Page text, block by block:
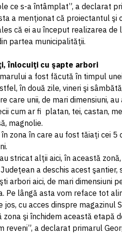
ce s-a întâmplat”, a declarat
a menţionat că proiectantul şi
că ei au început realizarea
partea municipalităţii.
înlocuiţi cu şapte arbori
a fost făcută în timpul
în două zile, vineri şi
care unii, de mari dimensiuni,
cum ar fi platan, tei, castan,
magnolie.
zona în care au fost tăiaţi cei
stricat alţii aici, în această
a deschis acest
arbori aici, de mari dimensiuni
Pe lângă asta vom reface tot
jos, cu acces dinspre magazinul
zona şi închidem această etapă
reveni”, a declarat primarul